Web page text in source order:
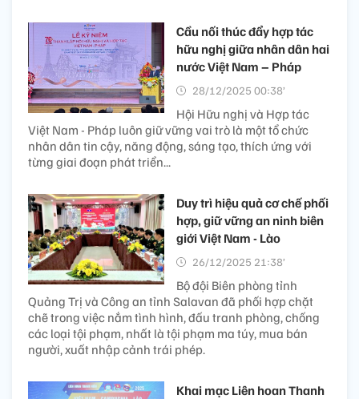
Cầu nối thúc đẩy hợp tác
hữu nghị giữa nhân dân hai
nước Việt Nam – Pháp
28/12/2025 00:38’
Hội Hữu nghị và Hợp tác
Việt Nam - Pháp luôn giữ vững vai trò là một tổ chức
nhân dân tin cậy, năng động, sáng tạo, thích ứng với
từng giai đoạn phát triển...
Duy trì hiệu quả cơ chế phối
hợp, giữ vững an ninh biên
giới Việt Nam - Lào
26/12/2025 21:38’
Bộ đội Biên phòng tỉnh
Quảng Trị và Công an tỉnh Salavan đã phối hợp chặt
chẽ trong việc nắm tình hình, đấu tranh phòng, chống
các loại tội phạm, nhất là tội phạm ma túy, mua bán
người, xuất nhập cảnh trái phép.
Khai mạc Liên hoan Thanh